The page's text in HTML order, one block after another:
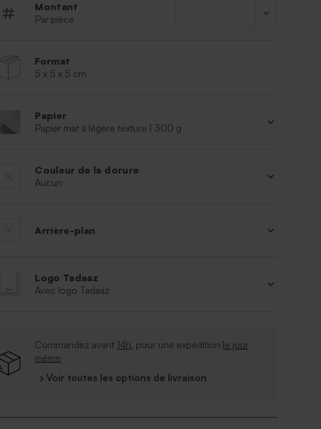
Montant
Par pièce
Format
5 x 5 x 5 cm
Papier
Papier mat à légère texture | 300 g
Couleur de la dorure
Aucun
Arrière-plan
Logo Tadaaz
Avec logo Tadaaz
Commandez avant 14h, pour une expédition le jour
même
› Voir toutes les options de livraison